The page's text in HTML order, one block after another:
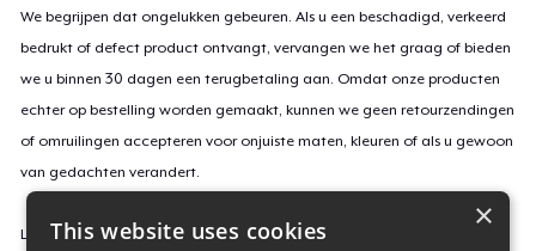
We begrijpen dat ongelukken gebeuren. Als u een beschadigd, verkeerd
bedrukt of defect product ontvangt, vervangen we het graag of bieden
we u binnen 30 dagen een terugbetaling aan. Omdat onze producten
echter op bestelling worden gemaakt, kunnen we geen retourzendingen
of omruilingen accepteren voor onjuiste maten, kleuren of als u gewoon
van gedachten verandert.
Lees hier meer over onze retourvoorwaarden. ×
This website uses cookies